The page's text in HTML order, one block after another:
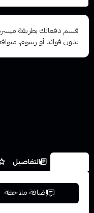
بدون فوائد أو رسوم.
التفاصيل
إضافة ملاحظة